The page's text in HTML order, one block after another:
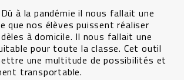
Dû à la pandémie il nous fallait une
que nos élèves puissent réaliser
à domicile. Il nous fallait une
pour toute la classe. Cet outil
une multitude de possibilités et
transportable.